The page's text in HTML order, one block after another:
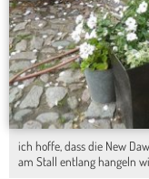
ich hoffe, dass die New
am Stall entlang hangeln